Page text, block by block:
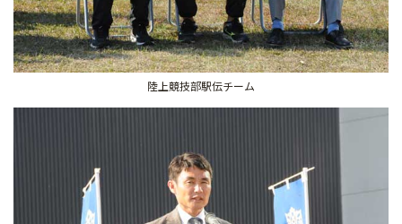
陸上競技部駅伝チーム